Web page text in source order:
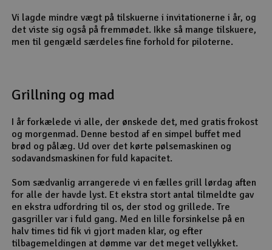
Vi lagde mindre vægt på tilskuerne i invitationerne i år, og
det viste sig også på fremmødet. Ikke så mange tilskuere,
men til gengæld særdeles fine forhold for piloterne.
Grillning og mad
I år forkælede vi alle, der ønskede det, med gratis frokost
og morgenmad. Denne bestod af en simpel buffet med
brød og pålæg. Ud over det kørte pølsemaskinen og
sodavandsmaskinen for fuld kapacitet.
Som sædvanlig arrangerede vi en fælles grill lørdag aften
for alle der havde lyst. Et ekstra stort antal tilmeldte gav
en ekstra udfordring til os, der stod og grillede. Tre
gasgriller var i fuld gang. Med en lille forsinkelse på en
halv times tid fik vi gjort maden klar, og efter
tilbagemeldingen at dømme var det meget vellykket.